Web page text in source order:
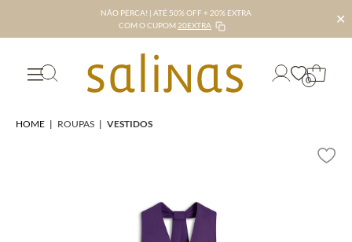
NÃO PERCA! | ATÉ 50% OFF + 20% EXTRA
COM O CUPOM 20EXTRA ✕
0
HOME | ROUPAS | VESTIDOS